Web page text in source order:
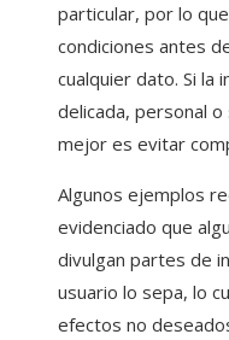
particular, por lo
condiciones antes
cualquier dato. Si la
delicada, personal
mejor es evitar
Algunos ejemplos
evidenciado que
divulgan partes de
usuario lo sepa, lo
efectos no